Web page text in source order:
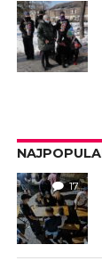
17